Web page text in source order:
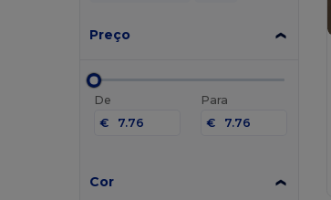
Preço
De
€
Para
€
Cor